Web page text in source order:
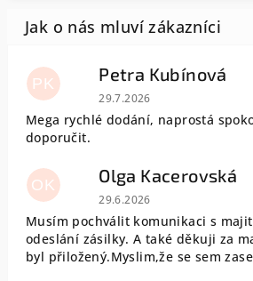
PK Petra Kubínová
Hodnocení obchodu je 5
29.7.2026
Mega rychlé dodání, naprostá
doporučit.
OK Olga Kacerovská
Hodnocení obchodu je 5
29.6.2026
Musím pochválit komunikaci s
odeslání zásilky. A také děkuji za
byl přiložený.Myslim,že se sem